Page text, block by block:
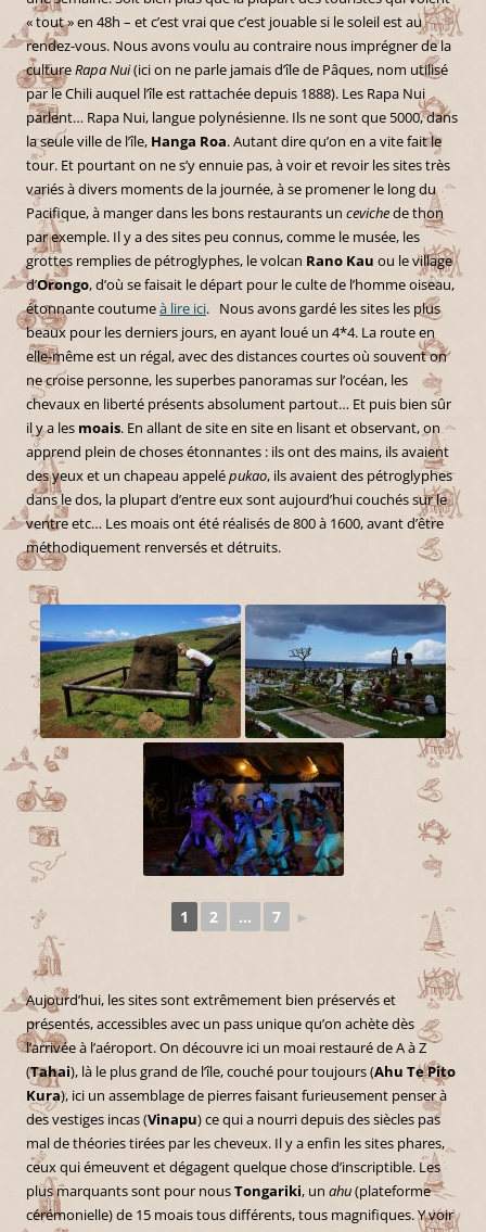
« tout » en 48h – et c’est vrai que c’est jouable si le soleil est au
rendez-vous. Nous avons voulu au contraire nous imprégner de la
cultureRapa Nui(ici on ne parle jamais d’île de Pâques, nom utilisé
par le Chili auquel l’île est rattachée depuis 1888). Les Rapa Nui
parlent… Rapa Nui, langue polynésienne. Ils ne sont que 5000, dans
la seule ville de l’île, Hanga Roa. Autant dire qu’on en a vite fait le
tour. Et pourtant on ne s’y ennuie pas, à voir et revoir les sites très
variés à divers moments de la journée, à se promener le long du
Pacifique, à manger dans les bons restaurants un cevichede thon
par exemple. Il y a des sites peu connus, comme le musée, les
grottes remplies de pétroglyphes, le volcan Rano Kau ou le village
d’Orongo, d’où se faisait le départ pour le culte de l’homme oiseau,
étonnante coutumeà lire ici. Nous avons gardé les sites les plus
beaux pour les derniers jours, en ayant loué un 4*4. La route en
elle-même est un régal, avec des distances courtes où souvent on
ne croise personne, les superbes panoramas sur l’océan, les
chevaux en liberté présents absolument partout… Et puis bien sûr
il y a les moais. En allant de site en site en lisant et observant, on
apprend plein de choses étonnantes : ils ont des mains, ils avaient
des yeux et un chapeau appelépukao, ils avaient des pétroglyphes
dans le dos, la plupart d’entre eux sont aujourd’hui couchés sur le
ventre etc… Les moais ont été réalisés de 800 à 1600, avant d’être
méthodiquement renversés et détruits.
1 2 ... 7 ►
Aujourd’hui, les sites sont extrêmement bien préservés et
présentés, accessibles avec un pass unique qu’on achète dès
l’arrivée à l’aéroport. On découvre ici un moai restauré de A à Z
(Tahai), là le plus grand de l’île, couché pour toujours (Ahu Te Pito
Kura), ici un assemblage de pierres faisant furieusement penser à
des vestiges incas (Vinapu) ce qui a nourri depuis des siècles pas
mal de théories tirées par les cheveux. Il y a enfin les sites phares,
ceux qui émeuvent et dégagent quelque chose d’inscriptible. Les
plus marquants sont pour nousTongariki, un ahu(plateforme
cérémonielle) de 15 moais tous différents, tous magnifiques. Y voir